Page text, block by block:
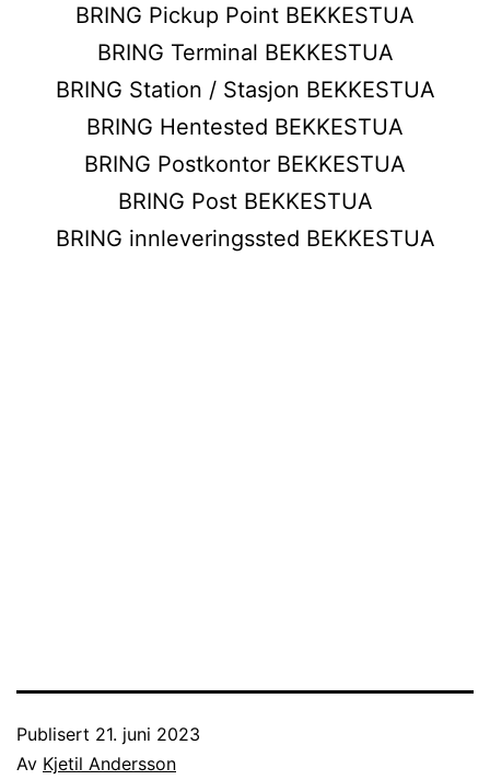
BRING Pickup Point BEKKESTUA
BRING Terminal BEKKESTUA
BRING Station / Stasjon BEKKESTUA
BRING Hentested BEKKESTUA
BRING Postkontor BEKKESTUA
BRING Post BEKKESTUA
BRING innleveringssted BEKKESTUA
Publisert 21. juni 2023
Av Kjetil Andersson